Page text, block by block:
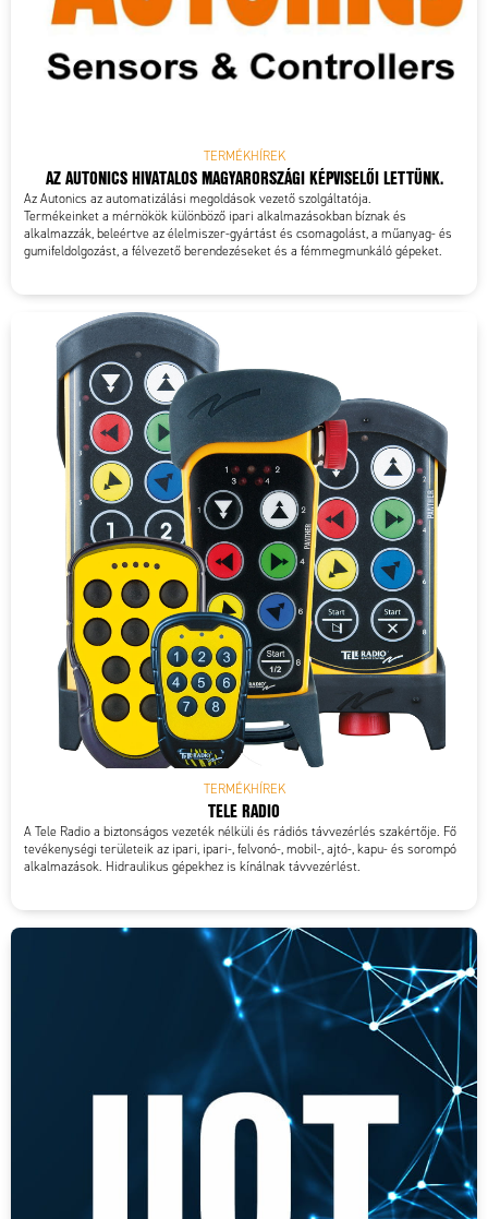
TERMÉKHÍREK
AZ AUTONICS HIVATALOS MAGYARORSZÁGI KÉPVISELŐI LETTÜNK.
Az Autonics az automatizálási megoldások vezető szolgáltatója.
Termékeinket a mérnökök különböző ipari alkalmazásokban bíznak és
alkalmazzák, beleértve az élelmiszer-gyártást és csomagolást, a műanyag- és
gumifeldolgozást, a félvezető berendezéseket és a fémmegmunkáló gépeket.
TERMÉKHÍREK
TELE RADIO
A Tele Radio a biztonságos vezeték nélküli és rádiós távvezérlés szakértője. Fő
tevékenységi területeik az ipari, ipari-, felvonó-, mobil-, ajtó-, kapu- és sorompó
alkalmazások. Hidraulikus gépekhez is kínálnak távvezérlést.